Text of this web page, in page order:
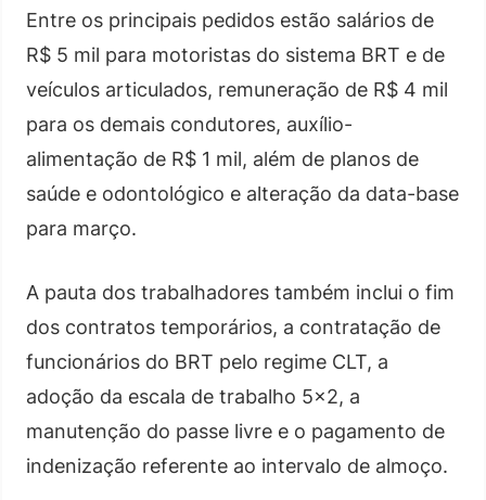
Entre os principais pedidos estão salários de
R$ 5 mil para motoristas do sistema BRT e de
veículos articulados, remuneração de R$ 4 mil
para os demais condutores, auxílio-
alimentação de R$ 1 mil, além de planos de
saúde e odontológico e alteração da data-base
para março.
A pauta dos trabalhadores também inclui o fim
dos contratos temporários, a contratação de
funcionários do BRT pelo regime CLT, a
adoção da escala de trabalho 5×2, a
manutenção do passe livre e o pagamento de
indenização referente ao intervalo de almoço.